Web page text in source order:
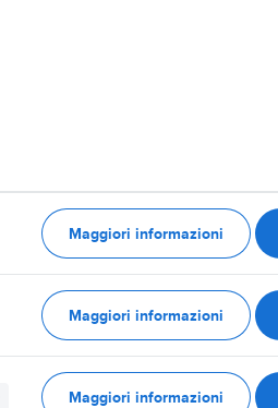
Maggiori informazioni
Maggiori informazioni
Maggiori informazioni